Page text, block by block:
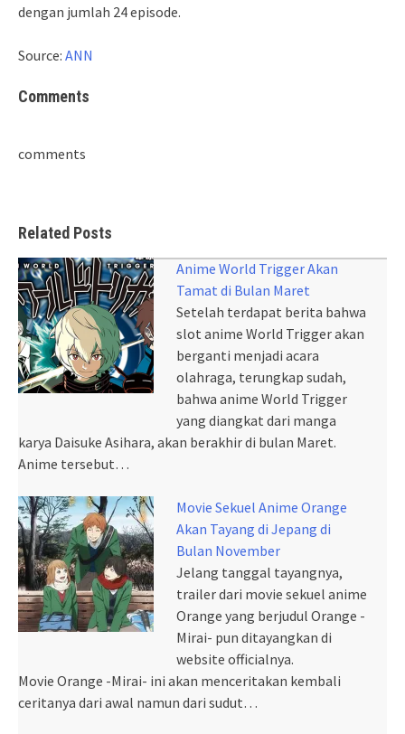
dengan jumlah 24 episode.
Source: ANN
Comments
comments
Related Posts
Anime World Trigger Akan
Tamat di Bulan Maret
Setelah terdapat berita bahwa
slot anime World Trigger akan
berganti menjadi acara
olahraga, terungkap sudah,
bahwa anime World Trigger
yang diangkat dari manga
karya Daisuke Asihara, akan berakhir di bulan Maret.
Anime tersebut…
Movie Sekuel Anime Orange
Akan Tayang di Jepang di
Bulan November
Jelang tanggal tayangnya,
trailer dari movie sekuel anime
Orange yang berjudul Orange -
Mirai- pun ditayangkan di
website officialnya.
Movie Orange -Mirai- ini akan menceritakan kembali
ceritanya dari awal namun dari sudut…